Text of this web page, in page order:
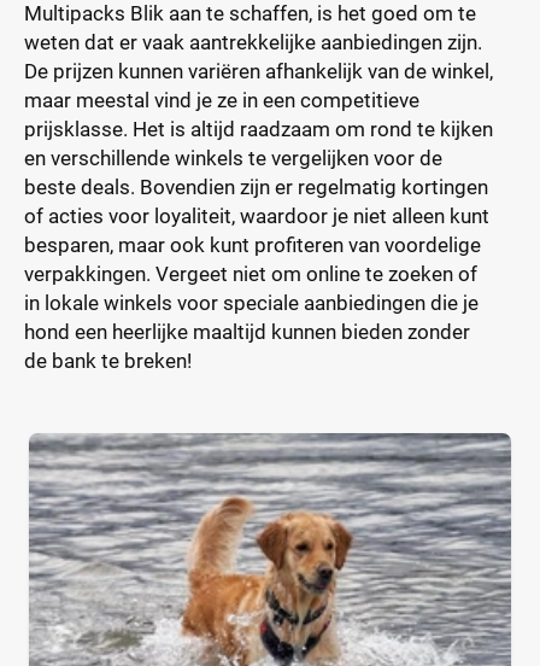
Multipacks Blik aan te schaffen, is het goed om te
weten dat er vaak aantrekkelijke aanbiedingen zijn.
De prijzen kunnen variëren afhankelijk van de winkel,
maar meestal vind je ze in een competitieve
prijsklasse. Het is altijd raadzaam om rond te kijken
en verschillende winkels te vergelijken voor de
beste deals. Bovendien zijn er regelmatig kortingen
of acties voor loyaliteit, waardoor je niet alleen kunt
besparen, maar ook kunt profiteren van voordelige
verpakkingen. Vergeet niet om online te zoeken of
in lokale winkels voor speciale aanbiedingen die je
hond een heerlijke maaltijd kunnen bieden zonder
de bank te breken!